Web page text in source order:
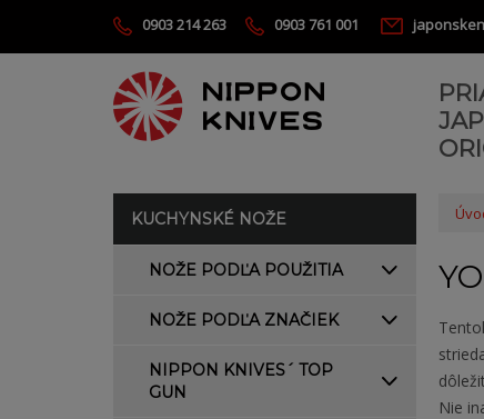
0903 214 263 0903 761 001
KUCHYNSKÉ NOŽE
NOŽE PODĽA POUŽITIA
NOŽE PODĽA ZNAČIEK
NIPPON KNIVES´ TOP
GUN
Nie